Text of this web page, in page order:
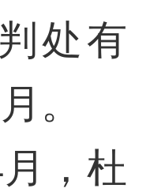
处有
。
，杜